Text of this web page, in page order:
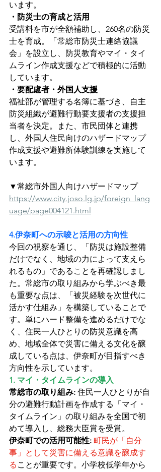
います。
・防災士の育成と活用
受講料を市が全額補助し、260名の防災
士を育成。「常総市防災士連絡協議
会」を設立し、防災教育やマイ・タイ
ムライン作成支援などで積極的に活動
しています。
・要配慮者・外国人支援
福祉部が管理する名簿に基づき、自主
防災組織が避難行動要支援者の支援担
当者を決定。また、市民団体と連携
し、外国人住民向けのハザードマップ
作成支援や避難所体験訓練を実施して
います。
▼常総市外国人向けハザードマップ
https://www.city.joso.lg.jp/foreign_lang
uage/page004121.html
4.伊奈町への示唆と活用の方向性
今回の視察を通じ、「防災は施設整備
だけでなく、地域の力によって支えら
れるもの」であることを再確認しまし
た。常総市の取り組みから学ぶべき最
も重要な点は、「被災経験を次世代に
活かす仕組み」を構築していることで
す。単にハード整備を進めるだけでな
く、住民一人ひとりの防災意識を高
め、地域全体で災害に備える文化を醸
成している点は、伊奈町が目指すべき
方向性を示しています。
1. マイ・タイムラインの導入
常総市の取り組み: 住民一人ひとりが自
分の避難行動計画を作成する「マイ・
タイムライン」の取り組みを全国で初
めて導入し、総務大臣賞を受賞。
伊奈町での活用可能性: 町民が「自分
事」として災害に備える意識を醸成す
る ことが重要です。小学校低学年から